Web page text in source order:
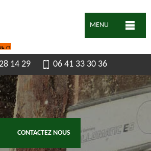
MENU
14 29 06 41 33 30 36
CONTACTEZ NOUS